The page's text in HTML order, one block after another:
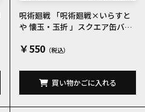
呪術廻戦 「呪術廻戦×いらすと
や 懐玉・玉折 」スクエア缶バッ
￥550
買い物かごに入れる